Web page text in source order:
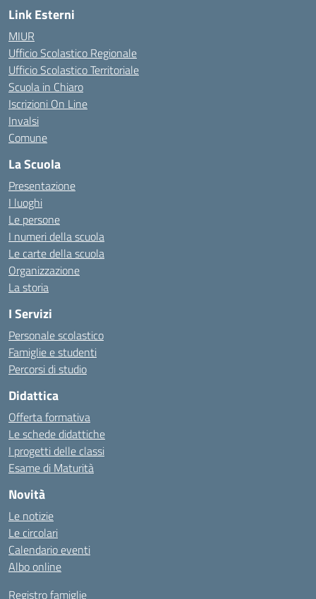
Link Esterni
MIUR
Ufficio Scolastico Regionale
Ufficio Scolastico Territoriale
Scuola in Chiaro
Iscrizioni On Line
Invalsi
Comune
La Scuola
Presentazione
I luoghi
Le persone
I numeri della scuola
Le carte della scuola
Organizzazione
La storia
I Servizi
Personale scolastico
Famiglie e studenti
Percorsi di studio
Didattica
Offerta formativa
Le schede didattiche
I progetti delle classi
Esame di Maturità
Novità
Le notizie
Le circolari
Calendario eventi
Albo online
Registro famiglie